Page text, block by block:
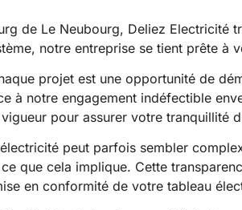
de Le Neubourg, Deliez Electricité
notre entreprise se tient prête
projet est une opportunité de
à notre engagement indéfectible
pour assurer votre tranquillité
peut parfois sembler
que cela implique. Cette
en conformité de votre tableau